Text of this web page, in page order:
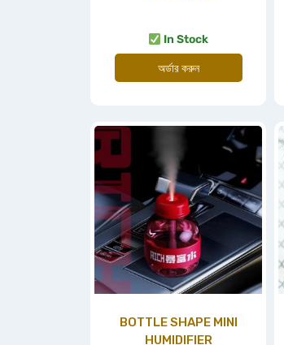
In Stock
অর্ডার করুন
BOTTLE SHAPE MINI
HUMIDIFIER